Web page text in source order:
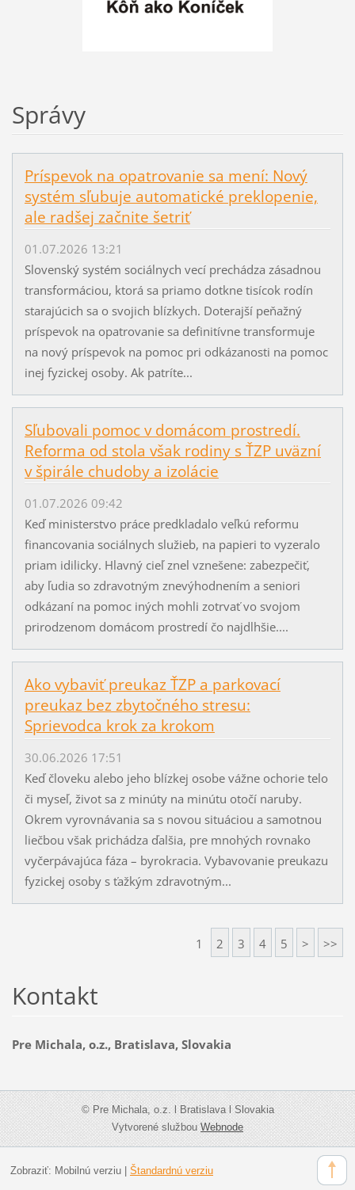
Správy
Príspevok na opatrovanie sa mení: Nový
systém sľubuje automatické preklopenie,
ale radšej začnite šetriť
01.07.2026 13:21
Slovenský systém sociálnych vecí prechádza zásadnou
transformáciou, ktorá sa priamo dotkne tisícok rodín
starajúcich sa o svojich blízkych. Doterajší peňažný
príspevok na opatrovanie sa definitívne transformuje
na nový príspevok na pomoc pri odkázanosti na pomoc
inej fyzickej osoby. Ak patríte...
Sľubovali pomoc v domácom prostredí.
Reforma od stola však rodiny s ŤZP uväzní
v špirále chudoby a izolácie
01.07.2026 09:42
Keď ministerstvo práce predkladalo veľkú reformu
financovania sociálnych služieb, na papieri to vyzeralo
priam idilicky. Hlavný cieľ znel vznešene: zabezpečiť,
aby ľudia so zdravotným znevýhodnením a seniori
odkázaní na pomoc iných mohli zotrvať vo svojom
prirodzenom domácom prostredí čo najdlhšie....
Ako vybaviť preukaz ŤZP a parkovací
preukaz bez zbytočného stresu:
Sprievodca krok za krokom
30.06.2026 17:51
Keď človeku alebo jeho blízkej osobe vážne ochorie telo
či myseľ, život sa z minúty na minútu otočí naruby.
Okrem vyrovnávania sa s novou situáciou a samotnou
liečbou však prichádza ďalšia, pre mnohých rovnako
vyčerpávajúca fáza – byrokracia. Vybavovanie preukazu
fyzickej osoby s ťažkým zdravotným...
1 2 3 4 5 > >>
Kontakt
Pre Michala, o.z., Bratislava, Slovakia
© Pre Michala, o.z. l Bratislava l Slovakia
Vytvorené službouWebnode
Zobraziť: Mobilnú verziu| Štandardnú verziu